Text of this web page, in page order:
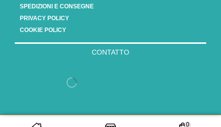
SPEDIZIONI E CONSEGNE
PRIVACY POLICY
COOKIE POLICY
CONTATTO
Copyright 2025 - Vasauro srl // P.Iva 15808561003
0